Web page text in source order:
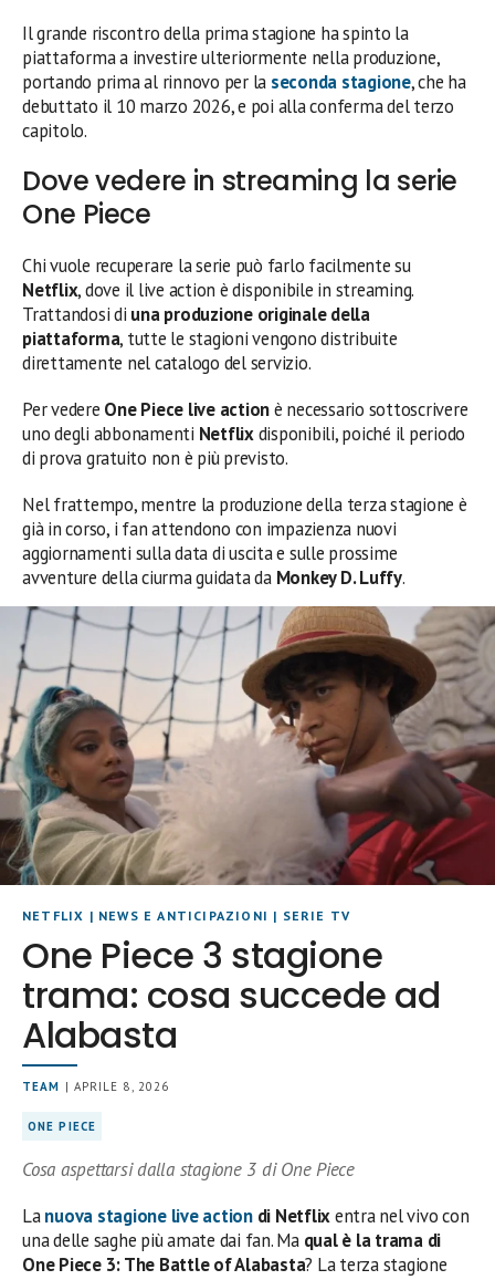
Il grande riscontro della prima stagione ha spinto la
piattaforma a investire ulteriormente nella produzione,
portando prima al rinnovo per la seconda stagione, che ha
debuttato il 10 marzo 2026, e poi alla conferma del terzo
capitolo.
Dove vedere in streaming la serie
One Piece
Chi vuole recuperare la serie può farlo facilmente su
Netflix, dove il live action è disponibile in streaming.
Trattandosi di una produzione originale della
piattaforma, tutte le stagioni vengono distribuite
direttamente nel catalogo del servizio.
Per vedere One Piece live actionè necessario sottoscrivere
uno degli abbonamenti Netflixdisponibili, poiché il periodo
di prova gratuito non è più previsto.
Nel frattempo, mentre la produzione della terza stagione è
già in corso, i fan attendono con impazienza nuovi
aggiornamenti sulla data di uscita e sulle prossime
avventure della ciurma guidata da Monkey D. Luffy.
NETFLIX | NEWS E ANTICIPAZIONI | SERIE TV
One Piece 3 stagione
trama: cosa succede ad
Alabasta
TEAM | APRILE 8, 2026
ONE PIECE
Cosa aspettarsi dalla stagione 3 di One Piece
Lanuova stagione live actiondi Netflixentra nel vivo con
una delle saghe più amate dai fan. Ma qual è la trama di
One Piece 3: The Battle of Alabasta? La terza stagione